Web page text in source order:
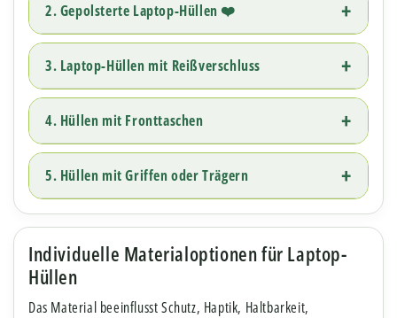
2. Gepolsterte Laptop-Hüllen ❤️
3. Laptop-Hüllen mit Reißverschluss
4. Hüllen mit Fronttaschen
5. Hüllen mit Griffen oder Trägern
Individuelle Materialoptionen für Laptop-
Hüllen
Das Material beeinflusst Schutz, Haptik, Haltbarkeit,